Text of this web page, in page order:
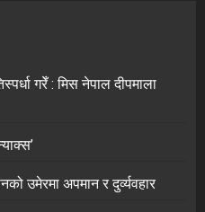
गरेँ : मिस नेपाल दीपमाला
उमेरमा अपमान र दुर्व्यवहार